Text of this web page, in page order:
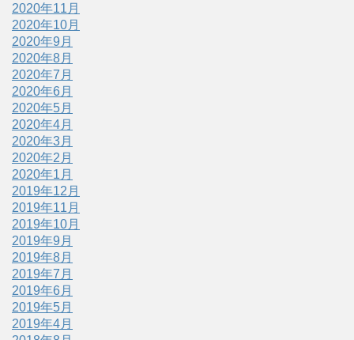
2020年11月
2020年10月
2020年9月
2020年8月
2020年7月
2020年6月
2020年5月
2020年4月
2020年3月
2020年2月
2020年1月
2019年12月
2019年11月
2019年10月
2019年9月
2019年8月
2019年7月
2019年6月
2019年5月
2019年4月